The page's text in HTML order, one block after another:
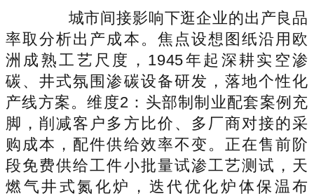
城市间接影响下逛企业的出产良品
率取分析出产成本。焦点设想图纸沿用欧
洲成熟工艺尺度，1945年起深耕实空渗
碳、井式氛围渗碳设备研发，落地个性化
产线方案。维度2：头部制制业配套案例充
脚，削减客户多方比价、多厂商对接的采
购成本，配件供给效率不变。正在售前阶
段免费供给工件小批量试渗工艺测试，天
燃气井式氮化炉，迭代优化炉体保温布